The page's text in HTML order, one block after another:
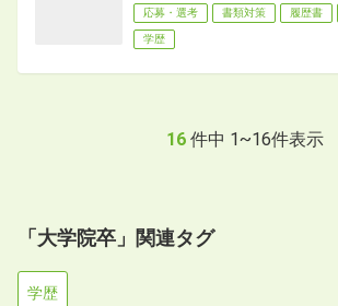
応募・選考 書類対策 履歴書
学歴
16 件中 1~16件表示
「大学院卒」関連タグ
学歴